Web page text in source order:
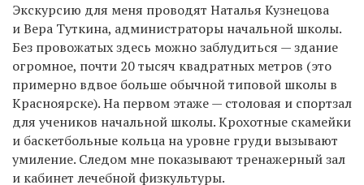
Экскурсию для меня проводят Наталья Кузнецова
и Вера Туткина, администраторы начальной школы.
Без провожатых здесь можно заблудиться — здание
огромное, почти 20 тысяч квадратных метров (это
примерно вдвое больше обычной типовой школы в
Красноярске). На первом этаже — столовая и спортзал
для учеников начальной школы. Крохотные скамейки
и баскетбольные кольца на уровне груди вызывают
умиление. Следом мне показывают тренажерный зал
и кабинет лечебной физкультуры.